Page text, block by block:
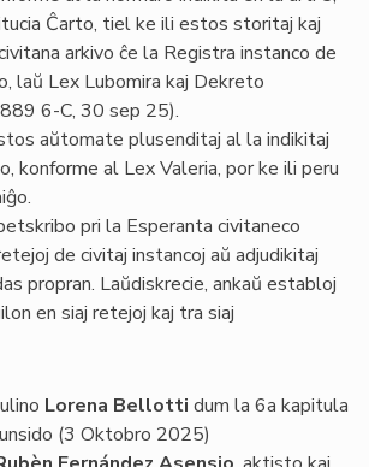
Ĉarto, tiel ke ili estos storitaj kaj
arkivo ĉe la Registra instanco de
laŭ Lex Lubomira kaj Dekreto
6-C, 30 sep 25).
aŭtomate plusenditaj al la indikitaj
konforme al Lex Valeria, por ke ili peru
pri la Esperanta civitaneco
de civitaj instancoj aŭ adjudikitaj
propran. Laŭdiskrecie, ankaŭ establoj
en siaj retejoj kaj tra siaj
Lorena Bellotti dum la 6a kapitula
(3 Oktobro 2025)